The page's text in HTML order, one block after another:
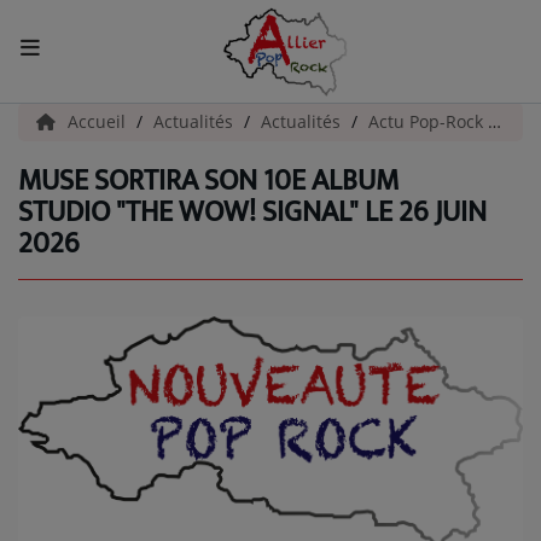
ACCUEIL
Actualités
INFOS - ALLIER
INFOS POP ROCK
La Radio
EMISSIONS
Accueil Actualités Actualités Actu Pop-Rock
MUSE SORTIRA SON 10E ALBUM
STUDIO "THE WOW! SIGNAL" LE 26 JUIN
2026